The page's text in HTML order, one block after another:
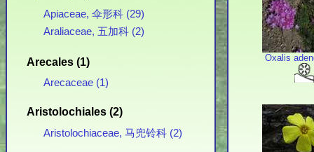
Apiaceae, 伞形科 (29)
Araliaceae, 五加科 (2)
Arecales (1)
Arecaceae (1)
Aristolochiales (2)
Aristolochiaceae, 马兜铃科 (2)
Oxalis